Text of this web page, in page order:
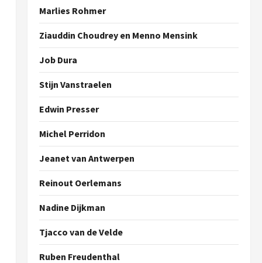
Marlies Rohmer
Ziauddin Choudrey en Menno Mensink
Job Dura
Stijn Vanstraelen
Edwin Presser
Michel Perridon
Jeanet van Antwerpen
Reinout Oerlemans
Nadine Dijkman
Tjacco van de Velde
Ruben Freudenthal